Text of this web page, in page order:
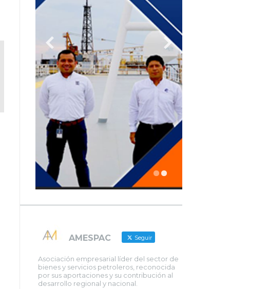
AMESPAC Seguir
Asociación empresarial líder del sector de
bienes y servicios petroleros, reconocida
por sus aportaciones y su contribución al
desarrollo regional y nacional.